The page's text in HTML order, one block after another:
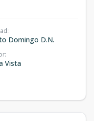
:
Domingo D.N.
:
Vista